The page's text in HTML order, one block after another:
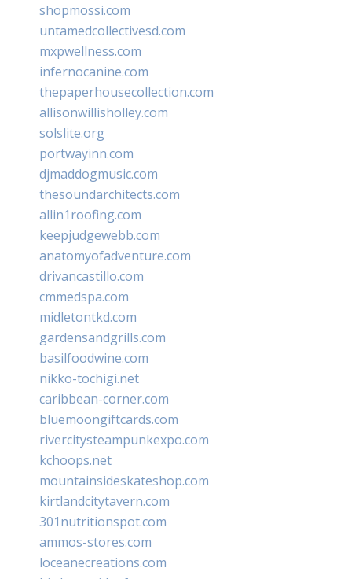
shopmossi.com
untamedcollectivesd.com
mxpwellness.com
infernocanine.com
thepaperhousecollection.com
allisonwillisholley.com
solslite.org
portwayinn.com
djmaddogmusic.com
thesoundarchitects.com
allin1roofing.com
keepjudgewebb.com
anatomyofadventure.com
drivancastillo.com
cmmedspa.com
midletontkd.com
gardensandgrills.com
basilfoodwine.com
nikko-tochigi.net
caribbean-corner.com
bluemoongiftcards.com
rivercitysteampunkexpo.com
kchoops.net
mountainsideskateshop.com
kirtlandcitytavern.com
301nutritionspot.com
ammos-stores.com
loceanecreations.com